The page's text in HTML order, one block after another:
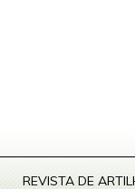
REVISTA DE